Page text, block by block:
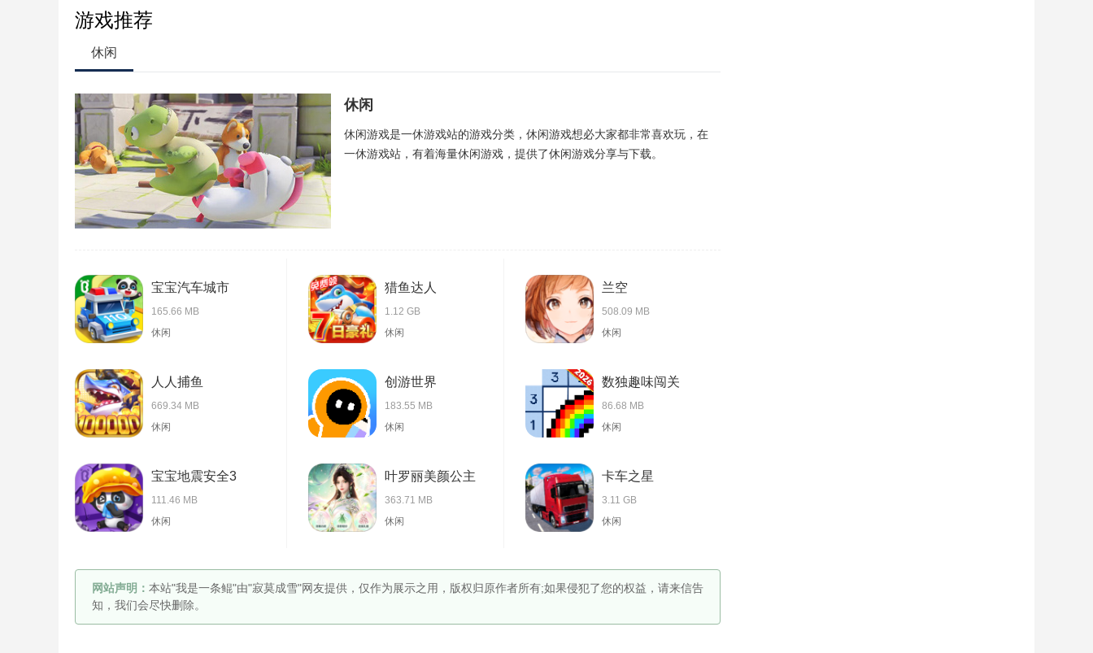
游戏推荐
休闲
休闲
休闲游戏是一休游戏站的游戏分类，休闲游戏想必大家都非常喜欢玩，在
一休游戏站，有着海量休闲游戏，提供了休闲游戏分享与下载。
宝宝汽车城市
165.66 MB
休闲
猎鱼达人
1.12 GB
休闲
兰空
508.09 MB
休闲
人人捕鱼
669.34 MB
休闲
创游世界
183.55 MB
休闲
数独趣味闯关
86.68 MB
休闲
宝宝地震安全3
111.46 MB
休闲
叶罗丽美颜公主
363.71 MB
休闲
卡车之星
3.11 GB
休闲
网站声明： 本站"我是一条鲲"由"寂莫成雪"网友提供，仅作为展示之用，版权归原作者所有;如果侵犯了您的权益，请来信告
知，我们会尽快删除。